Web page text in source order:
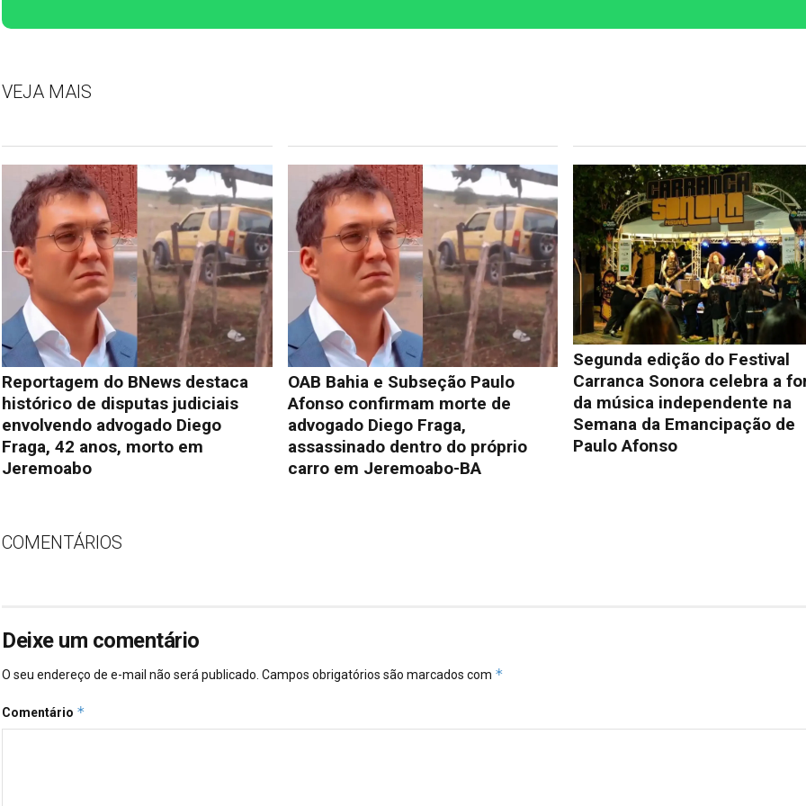
VEJA MAIS
Reportagem do BNews destaca
histórico de disputas judiciais
envolvendo advogado Diego
Fraga, 42 anos, morto em
Jeremoabo
OAB Bahia e Subseção Paulo
Afonso confirmam morte de
advogado Diego Fraga,
assassinado dentro do próprio
carro em Jeremoabo-BA
Segunda edição do Festival
Carranca Sonora celebra a
da música independente na
Semana da Emancipação de
Paulo Afonso
COMENTÁRIOS
Deixe um comentário
O seu endereço de e-mail não será publicado. Campos obrigatórios são marcados com *
Comentário *